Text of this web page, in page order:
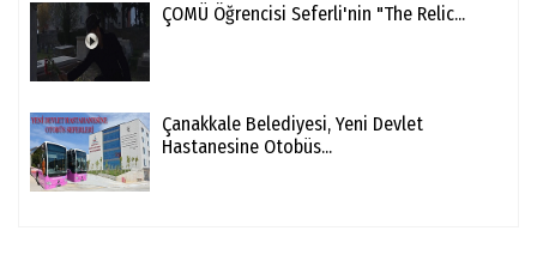
ÇOMÜ Öğrencisi Seferli'nin "The Relic...
Çanakkale Belediyesi, Yeni Devlet
Hastanesine Otobüs...